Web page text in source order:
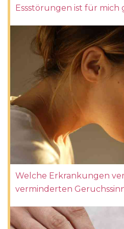
Essstörungen ist für mich
Welche Erkrankungen
verminderten